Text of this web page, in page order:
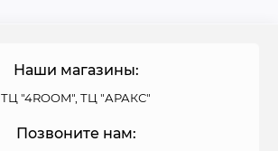
Наши магазины:
ТЦ "4ROOM", ТЦ "АРАКС"
Позвоните нам: